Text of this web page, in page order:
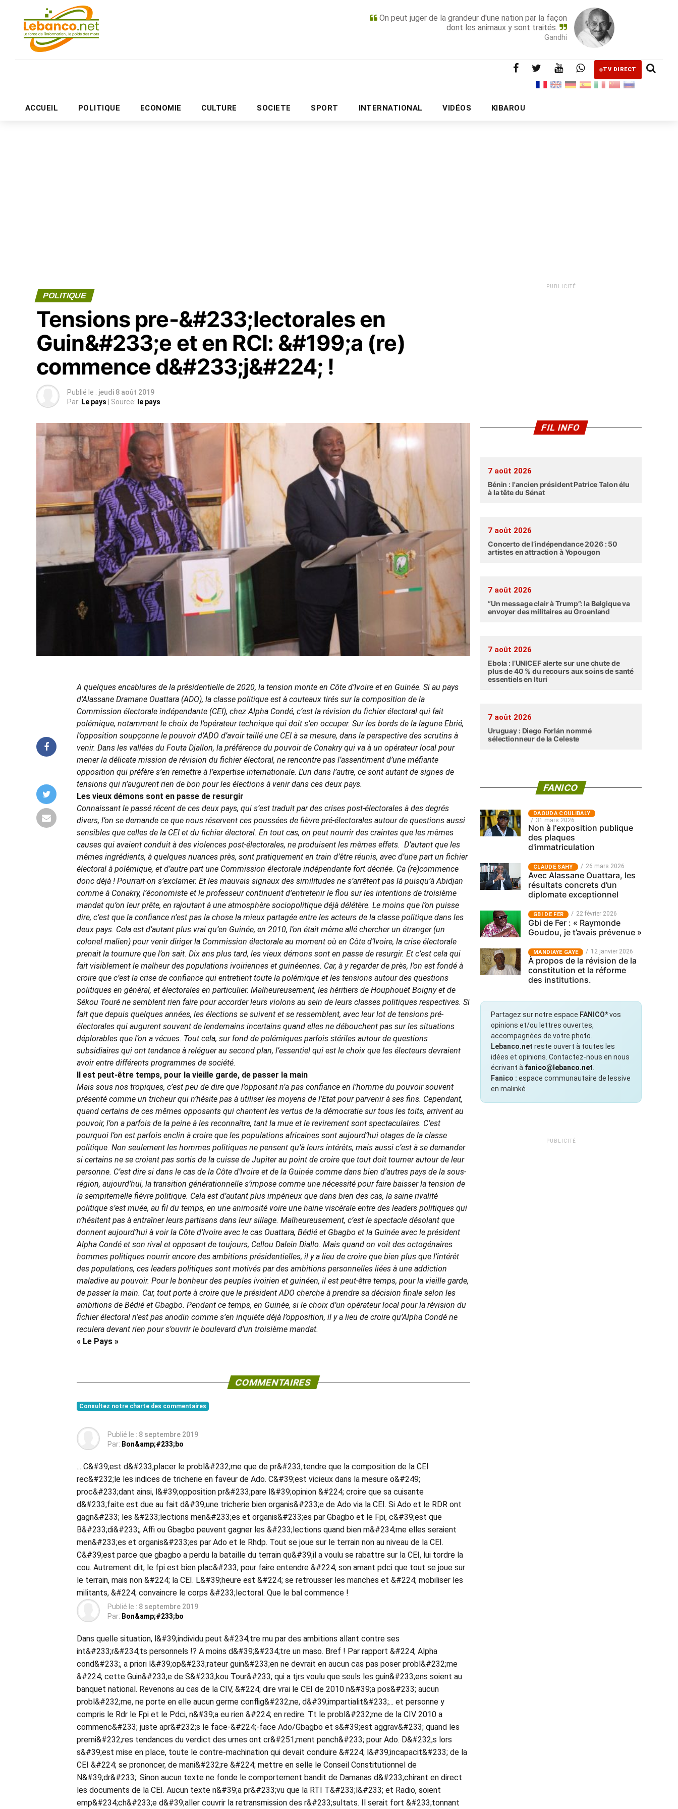
On peut juger de la grandeur d'une nation par la façon
dont les animaux y sont traités.
Gandhi
TV DIRECT
ACCUEIL POLITIQUE ECONOMIE CULTURE SOCIETE SPORT INTERNATIONAL VIDÉOS KIBAROU
PUBLICITÉ
POLITIQUE
Tensions pre-&#233;lectorales en
Guin&#233;e et en RCI: &#199;a (re)
commence d&#233;j&#224; !
Publié le : jeudi 8 août 2019
Par: Le pays | Source: le pays
A quelques encablures de la présidentielle de 2020, la tension monte en Côte d’Ivoire et en Guinée. Si au pays
d’Alassane Dramane Ouattara (ADO), la classe politique est à couteaux tirés sur la composition de la
Commission électorale indépendante (CEI), chez Alpha Condé, c’est la révision du fichier électoral qui fait
polémique, notamment le choix de l’opérateur technique qui doit s’en occuper. Sur les bords de la lagune Ebrié,
l’opposition soupçonne le pouvoir d’ADO d’avoir taillé une CEI à sa mesure, dans la perspective des scrutins à
venir. Dans les vallées du Fouta Djallon, la préférence du pouvoir de Conakry qui va à un opérateur local pour
mener la délicate mission de révision du fichier électoral, ne rencontre pas l’assentiment d’une méfiante
opposition qui préfère s’en remettre à l’expertise internationale. L’un dans l’autre, ce sont autant de signes de
tensions qui n’augurent rien de bon pour les élections à venir dans ces deux pays.
Les vieux démons sont en passe de resurgir
Connaissant le passé récent de ces deux pays, qui s’est traduit par des crises post-électorales à des degrés
divers, l’on se demande ce que nous réservent ces poussées de fièvre pré-électorales autour de questions aussi
sensibles que celles de la CEI et du fichier électoral. En tout cas, on peut nourrir des craintes que les mêmes
causes qui avaient conduit à des violences post-électorales, ne produisent les mêmes effets. D’autant que les
mêmes ingrédients, à quelques nuances près, sont pratiquement en train d’être réunis, avec d’une part un fichier
électoral à polémique, et d’autre part une Commission électorale indépendante fort décriée. Ça (re)commence
donc déjà ! Pourrait-on s’exclamer. Et les mauvais signaux des similitudes ne s’arrêtent pas là puisqu’à Abidjan
comme à Conakry, l’économiste et le professeur continuent d’entretenir le flou sur les intentions de troisième
mandat qu’on leur prête, en rajoutant à une atmosphère sociopolitique déjà délétère. Le moins que l’on puisse
dire, c’est que la confiance n’est pas la chose la mieux partagée entre les acteurs de la classe politique dans les
deux pays. Cela est d’autant plus vrai qu’en Guinée, en 2010, l’on était même allé chercher un étranger (un
colonel malien) pour venir diriger la Commission électorale au moment où en Côte d’Ivoire, la crise électorale
prenait la tournure que l’on sait. Dix ans plus tard, les vieux démons sont en passe de resurgir. Et c’est cela qui
fait visiblement le malheur des populations ivoiriennes et guinéennes. Car, à y regarder de près, l’on est fondé à
croire que c’est la crise de confiance qui entretient toute la polémique et les tensions autour des questions
politiques en général, et électorales en particulier. Malheureusement, les héritiers de Houphouët Boigny et de
Sékou Touré ne semblent rien faire pour accorder leurs violons au sein de leurs classes politiques respectives. Si
fait que depuis quelques années, les élections se suivent et se ressemblent, avec leur lot de tensions pré-
électorales qui augurent souvent de lendemains incertains quand elles ne débouchent pas sur les situations
déplorables que l’on a vécues. Tout cela, sur fond de polémiques parfois stériles autour de questions
subsidiaires qui ont tendance à reléguer au second plan, l’essentiel qui est le choix que les électeurs devraient
avoir entre différents programmes de société.
Il est peut-être temps, pour la vieille garde, de passer la main
Mais sous nos tropiques, c’est peu de dire que l’opposant n’a pas confiance en l’homme du pouvoir souvent
présenté comme un tricheur qui n’hésite pas à utiliser les moyens de l’Etat pour parvenir à ses fins. Cependant,
quand certains de ces mêmes opposants qui chantent les vertus de la démocratie sur tous les toits, arrivent au
pouvoir, l’on a parfois de la peine à les reconnaître, tant la mue et le revirement sont spectaculaires. C’est
pourquoi l’on est parfois enclin à croire que les populations africaines sont aujourd’hui otages de la classe
politique. Non seulement les hommes politiques ne pensent qu’à leurs intérêts, mais aussi c’est à se demander
si certains ne se croient pas sortis de la cuisse de Jupiter au point de croire que tout doit tourner autour de leur
personne. C’est dire si dans le cas de la Côte d’Ivoire et de la Guinée comme dans bien d’autres pays de la sous-
région, aujourd’hui, la transition générationnelle s’impose comme une nécessité pour faire baisser la tension de
la sempiternelle fièvre politique. Cela est d’autant plus impérieux que dans bien des cas, la saine rivalité
politique s’est muée, au fil du temps, en une animosité voire une haine viscérale entre des leaders politiques qui
n’hésitent pas à entraîner leurs partisans dans leur sillage. Malheureusement, c’est le spectacle désolant que
donnent aujourd’hui à voir la Côte d’Ivoire avec le cas Ouattara, Bédié et Gbagbo et la Guinée avec le président
Alpha Condé et son rival et opposant de toujours, Cellou Dalein Diallo. Mais quand on voit des octogénaires
hommes politiques nourrir encore des ambitions présidentielles, il y a lieu de croire que bien plus que l’intérêt
des populations, ces leaders politiques sont motivés par des ambitions personnelles liées à une addiction
maladive au pouvoir. Pour le bonheur des peuples ivoirien et guinéen, il est peut-être temps, pour la vieille garde,
de passer la main. Car, tout porte à croire que le président ADO cherche à prendre sa décision finale selon les
ambitions de Bédié et Gbagbo. Pendant ce temps, en Guinée, si le choix d’un opérateur local pour la révision du
fichier électoral n’est pas anodin comme s’en inquiète déjà l’opposition, il y a lieu de croire qu’Alpha Condé ne
reculera devant rien pour s’ouvrir le boulevard d’un troisième mandat.
« Le Pays »
COMMENTAIRES
Consultez notre charte des commentaires
Publié le : 8 septembre 2019
Par: Bon&amp;#233;bo
... C&#39;est d&#233;placer le probl&#232;me que de pr&#233;tendre que la composition de la CEI
rec&#232;le les indices de tricherie en faveur de Ado. C&#39;est vicieux dans la mesure o&#249;
proc&#233;dant ainsi, l&#39;opposition pr&#233;pare l&#39;opinion &#224; croire que sa cuisante
d&#233;faite est due au fait d&#39;une tricherie bien organis&#233;e de Ado via la CEI. Si Ado et le RDR ont
gagn&#233; les &#233;lections men&#233;es et organis&#233;es par Gbagbo et le Fpi, c&#39;est que
B&#233;di&#233;, Affi ou Gbagbo peuvent gagner les &#233;lections quand bien m&#234;me elles seraient
men&#233;es et organis&#233;es par Ado et le Rhdp. Tout se joue sur le terrain non au niveau de la CEI.
C&#39;est parce que gbagbo a perdu la bataille du terrain qu&#39;il a voulu se rabattre sur la CEI, lui tordre la
cou. Autrement dit, le fpi est bien plac&#233; pour faire entendre &#224; son amant pdci que tout se joue sur
le terrain, mais non &#224; la CEI. L&#39;heure est &#224; se retrousser les manches et &#224; mobiliser les
militants, &#224; convaincre le corps &#233;lectoral. Que le bal commence !
Publié le : 8 septembre 2019
Par: Bon&amp;#233;bo
Dans quelle situation, l&#39;individu peut &#234;tre mu par des ambitions allant contre ses
int&#233;r&#234;ts personnels !? A moins d&#39;&#234;tre un maso. Bref ! Par rapport &#224; Alpha
cond&#233;, a priori l&#39;op&#233;rateur guin&#233;en ne devrait en aucun cas pas poser probl&#232;me
&#224; cette Guin&#233;e de S&#233;kou Tour&#233; qui a tjrs voulu que seuls les guin&#233;ens soient au
banquet national. Revenons au cas de la CIV, &#224; dire vrai le CEI de 2010 n&#39;a pos&#233; aucun
probl&#232;me, ne porte en elle aucun germe conflig&#232;ne, d&#39;impartialit&#233;... et personne y
compris le Rdr le Fpi et le Pdci, n&#39;a eu rien &#224; en redire. Tt le probl&#232;me de la CIV 2010 a
commenc&#233; juste apr&#232;s le face-&#224;-face Ado/Gbagbo et s&#39;est aggrav&#233; quand les
premi&#232;res tendances du verdict des urnes ont cr&#251;ment pench&#233; pour Ado. D&#232;s lors
s&#39;est mise en place, toute le contre-machination qui devait conduire &#224; l&#39;incapacit&#233; de la
CEI &#224; se prononcer, de mani&#232;re &#224; mettre en selle le Conseil Constitutionnel de
N&#39;dr&#233;. Sinon aucun texte ne fonde le comportement bandit de Damanas d&#233;chirant en direct
les documents de la CEI. Aucun texte n&#39;a pr&#233;vu que la RTI T&#233;l&#233; et Radio, soient
emp&#234;ch&#233;e d&#39;aller couvrir la retransmission des r&#233;sultats. Il serait fort &#233;tonnant
PUBLICITÉ
FIL INFO
7 août 2026
Bénin : l'ancien président Patrice Talon élu
à la tête du Sénat
7 août 2026
Concerto de l’indépendance 2026 : 50
artistes en attraction à Yopougon
7 août 2026
“Un message clair à Trump”: la Belgique va
envoyer des militaires au Groenland
7 août 2026
Ebola : l’UNICEF alerte sur une chute de
plus de 40 % du recours aux soins de santé
essentiels en Ituri
7 août 2026
Uruguay : Diego Forlán nommé
sélectionneur de la Celeste
FANICO
‎DAOUDA COULIBALY
31 mars 2026
Non à l'exposition publique
des plaques
d'immatriculation
CLAUDE SAHY 26 mars 2026
Avec Alassane Ouattara, les
résultats concrets d’un
diplomate exceptionnel
GBI DE FER 22 février 2026
Gbi de Fer : « Raymonde
Goudou, je t’avais prévenue »
MANDIAYE GAYE 12 janvier 2026
À propos de la révision de la
constitution et la réforme
des institutions.
Partagez sur notre espace FANICO*vos
opinions et/ou lettres ouvertes,
accompagnées de votre photo.
Lebanco.net reste ouvert à toutes les
idées et opinions. Contactez-nous en nous
écrivant à fanico@lebanco.net
Fanico : espace communautaire de lessive
en malinké
PUBLICITÉ